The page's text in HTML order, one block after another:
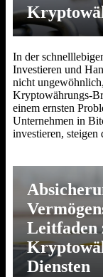
In der
Investieren und
nicht
Kryptowährungs-
einem ernsten
Unternehmen in
investieren,
Leitfaden
Diensten